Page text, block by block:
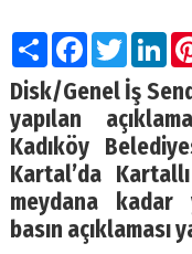
PaylaşFacebook
Twitter
Disk/Genel İş
yapılan
Kadıköy
Kartal’da
meydana kadar
basın açıklaması